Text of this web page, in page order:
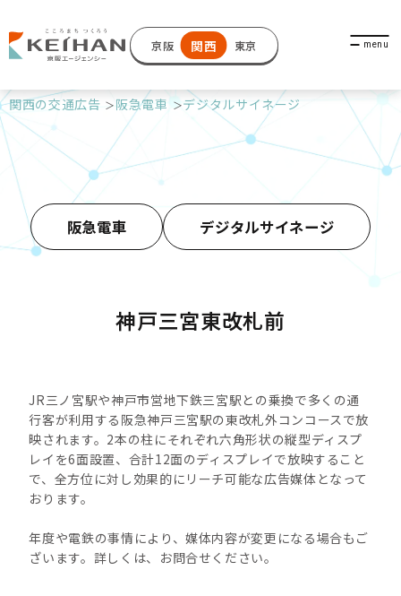
京阪 関西 東京
関西の交通広告 阪急電車 デジタルサイネージ
阪急電車 デジタルサイネージ
神戸三宮東改札前
JR三ノ宮駅や神戸市営地下鉄三宮駅との乗換で多くの通
行客が利用する阪急神戸三宮駅の東改札外コンコースで放
映されます。2本の柱にそれぞれ六角形状の縦型ディスプ
レイを6面設置、合計12面のディスプレイで放映すること
で、全方位に対し効果的にリーチ可能な広告媒体となって
おります。
年度や電鉄の事情により、媒体内容が変更になる場合もご
ざいます。詳しくは、お問合せください。